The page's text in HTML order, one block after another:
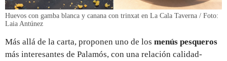
Huevos con gamba blanca y canana con trinxat en La Cala Taverna / Foto:
Laia Antúnez
Más allá de la carta, proponen uno de los menús pesqueros
más interesantes de Palamós, con una relación calidad-